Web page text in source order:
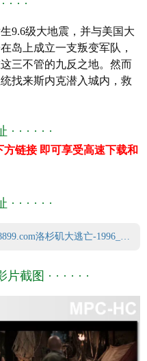
幻/惊悚/冒险
普通话
幕
09(美国)
3020 users
ACC
1080
· ·
级大地震，并与美国大
岛上成立一支叛变军队，
三不管的九反之地。然而
找来斯内克潜入城内，救
· · · · ·
方链接 即可享受高速下载和
· · · · ·
大逃亡-1996_蓝光国英双语中字.mp4.torrent
截图 · · · · · ·